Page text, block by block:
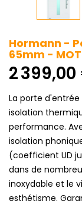
Hormann -
65mm -
2
La porte d'entrée
isolation
performance.
isolation
(coefficient UD
dans de
inoxydable et le
esthétisme.